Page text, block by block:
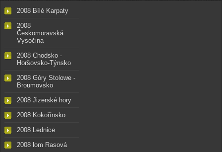
2008 Bílé Karpaty
2008
Českomoravská
Vysočina
2008 Chodsko -
Horšovsko-Týnsko
2008 Góry Stolowe -
Broumovsko
2008 Jizerské hory
2008 Kokořínsko
2008 Lednice
2008 lom Rasová